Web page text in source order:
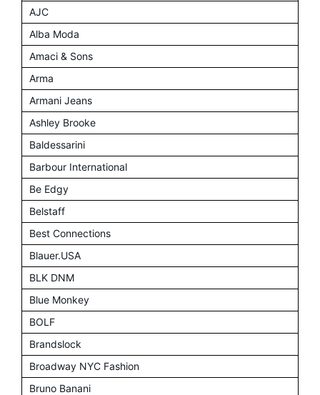
AJC
Alba Moda
Amaci & Sons
Arma
Armani Jeans
Ashley Brooke
Baldessarini
Barbour International
Be Edgy
Belstaff
Best Connections
Blauer.USA
BLK DNM
Blue Monkey
BOLF
Brandslock
Broadway NYC Fashion
Bruno Banani